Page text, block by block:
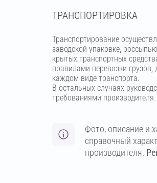
ТРАНСПОРТИРОВКА
Транспортирование
заводской упаковке,
крытых транспортных
правилами перевозки
каждом виде транспорта.
В остальных случаях
требованиями производителя.
Фото, описание и
справочный
производителя.